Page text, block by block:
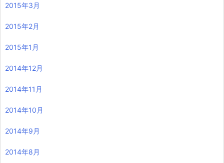
2015年3月
2015年2月
2015年1月
2014年12月
2014年11月
2014年10月
2014年9月
2014年8月